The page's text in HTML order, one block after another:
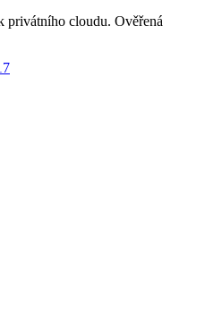
privátního cloudu. Ověřená